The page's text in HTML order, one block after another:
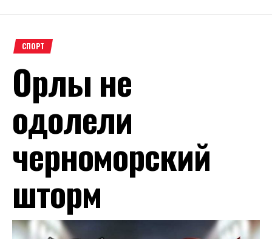
СПОРТ
Орлы не
одолели
черноморский
шторм